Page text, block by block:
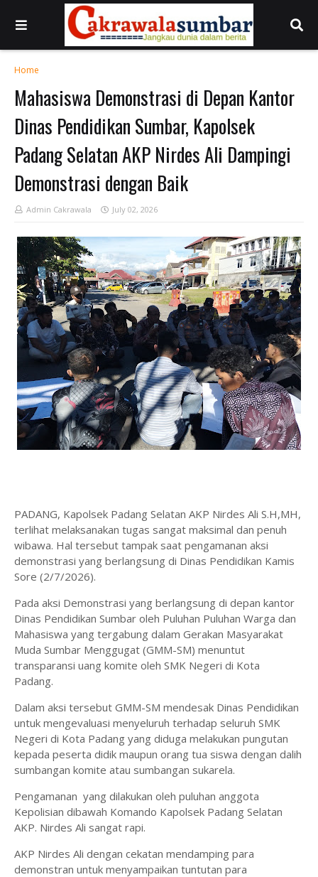
Home
Mahasiswa Demonstrasi di Depan Kantor
Dinas Pendidikan Sumbar, Kapolsek
Padang Selatan AKP Nirdes Ali Dampingi
Demonstrasi dengan Baik
Admin Cakrawala July 02, 2026
PADANG, Kapolsek Padang Selatan AKP Nirdes Ali S.H,MH,
terlihat melaksanakan tugas sangat maksimal dan penuh
wibawa. Hal tersebut tampak saat pengamanan aksi
demonstrasi yang berlangsung di Dinas Pendidikan Kamis
Sore (2/7/2026).
Pada aksi Demonstrasi yang berlangsung di depan kantor
Dinas Pendidikan Sumbar oleh Puluhan Puluhan Warga dan
Mahasiswa yang tergabung dalam Gerakan Masyarakat
Muda Sumbar Menggugat (GMM-SM) menuntut
transparansi uang komite oleh SMK Negeri di Kota
Padang.
Dalam aksi tersebut GMM-SM mendesak Dinas Pendidikan
untuk mengevaluasi menyeluruh terhadap seluruh SMK
Negeri di Kota Padang yang diduga melakukan pungutan
kepada peserta didik maupun orang tua siswa dengan dalih
sumbangan komite atau sumbangan sukarela.
Pengamanan yang dilakukan oleh puluhan anggota
Kepolisian dibawah Komando Kapolsek Padang Selatan
AKP. Nirdes Ali sangat rapi.
AKP Nirdes Ali dengan cekatan mendamping para
demonstran untuk menyampaikan tuntutan para